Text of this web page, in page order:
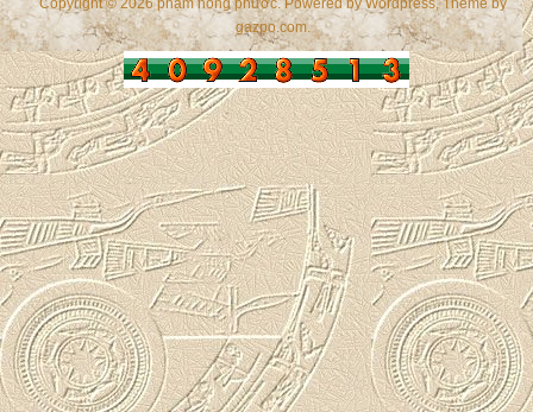
Copyright © 2026 phạm hồng phước. Powered byWordpress, Theme by
gazpo.com.